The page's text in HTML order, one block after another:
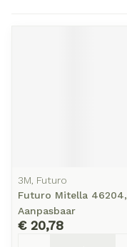
3M, Futuro
Futuro Mitella 46204,
Aanpasbaar
€ 20,78